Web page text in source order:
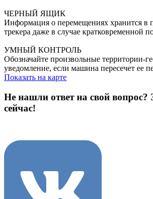
ЧЕРНЫЙ ЯЩИК
Информация о перемещениях хранится в
трекера даже в случае кратковременной
УМНЫЙ КОНТРОЛЬ
Обозначайте произвольные территории-
уведомление, если машина пересечет ее
Показать на карте
Не нашли ответ на свой вопрос?
сейчас!